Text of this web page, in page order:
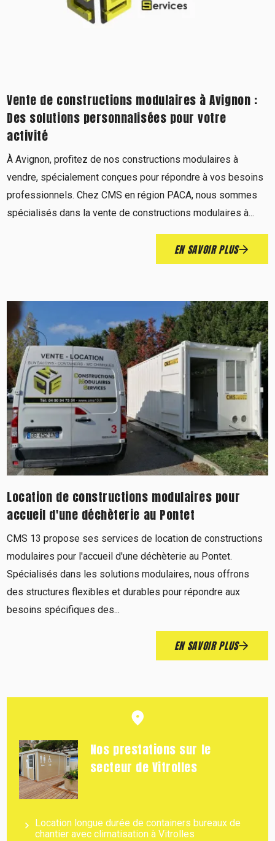
Vente de constructions modulaires à Avignon :
Des solutions personnalisées pour votre
activité
À Avignon, profitez de nos constructions modulaires à
vendre, spécialement conçues pour répondre à vos besoins
professionnels. Chez CMS en région PACA, nous sommes
spécialisés dans la vente de constructions modulaires à...
EN SAVOIR PLUS
Location de constructions modulaires pour
accueil d'une déchèterie au Pontet
CMS 13 propose ses services de location de constructions
modulaires pour l'accueil d'une déchèterie au Pontet.
Spécialisés dans les solutions modulaires, nous offrons
des structures flexibles et durables pour répondre aux
besoins spécifiques des...
EN SAVOIR PLUS
Nos prestations sur le
secteur de Vitrolles
Location longue durée de containers bureaux de
chantier avec climatisation à Vitrolles